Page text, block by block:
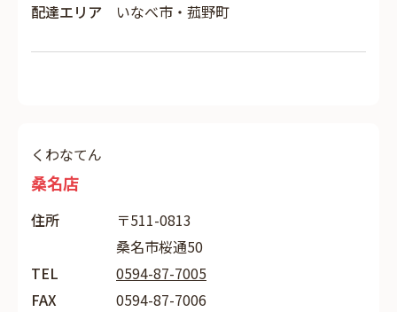
配達エリア
いなべ市・菰野町
くわなてん
桑名店
住所
〒511-0813
桑名市桜通50
TEL
0594-87-7005
FAX
0594-87-7006